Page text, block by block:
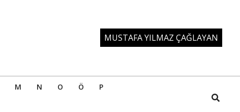
MUSTAFA YILMAZ ÇAĞLAYAN
M N O Ö P
Search